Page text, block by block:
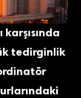
karşısında
tedirginlik